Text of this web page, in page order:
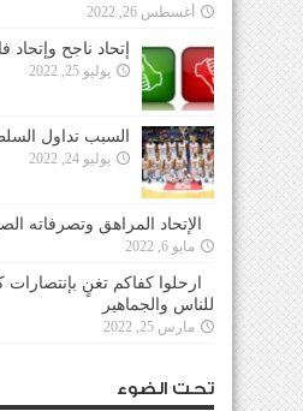
أغسطس 26, 2022
إتحاد ناجح وإتحاد
يوليو 25, 2022
السبب تداول
يوليو 24, 2022
الإتحاد المراهق وتصرفاته
مايو 6, 2022
ارحلوا كفاكم تغنٍ بإنتصارات
للناس والجماهير
مارس 25, 2022
تحت الضوء